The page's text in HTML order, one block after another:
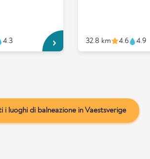
4.3 32.8 km 4.6 4.9
i luoghi di balneazione in Vaestsverige